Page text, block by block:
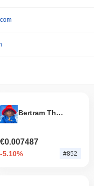
Bertram The Pomeranian
€0.007487
-5.10% #852